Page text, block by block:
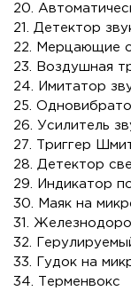
20.
21. Детектор
22. Мерцающие
23. Воздушная
24. Имитатор
25.
26. Усилитель
27. Триггер
28. Детектор
29. Индикатор
30. Маяк на
31.
32.
33. Гудок на
34. Терменвокс